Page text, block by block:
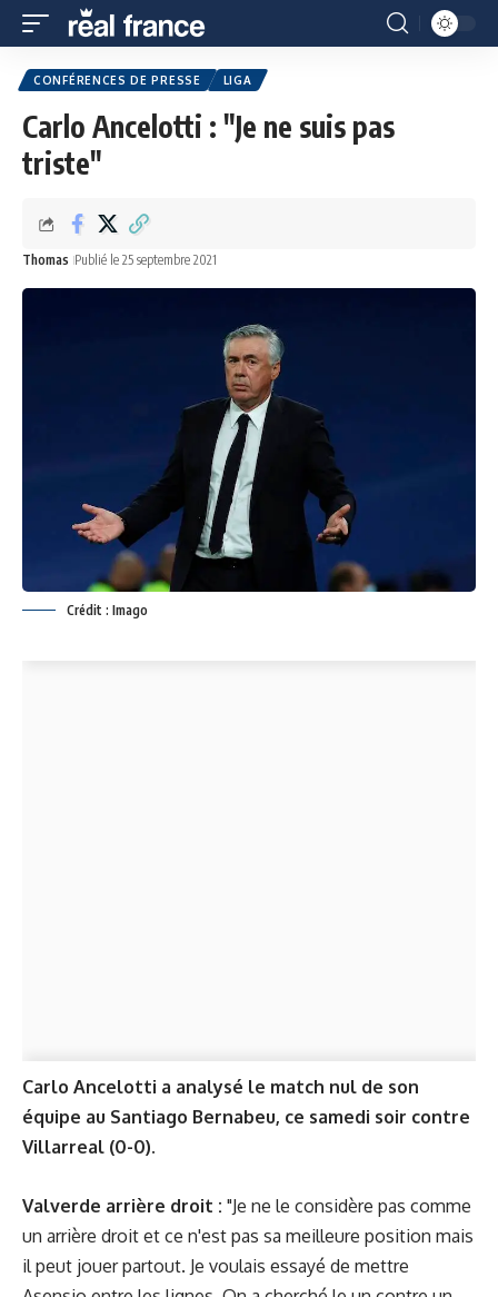
CONFÉRENCES DE PRESSE LIGA
Carlo Ancelotti : "Je ne suis pas
triste"
Thomas Publié le 25 septembre 2021
Crédit : Imago
Carlo Ancelotti a analysé le match nul de son
équipe au Santiago Bernabeu, ce samedi soir contre
Villarreal (0-0).
Valverde arrière droit : "Je ne le considère pas comme
un arrière droit et ce n'est pas sa meilleure position mais
il peut jouer partout. Je voulais essayé de mettre